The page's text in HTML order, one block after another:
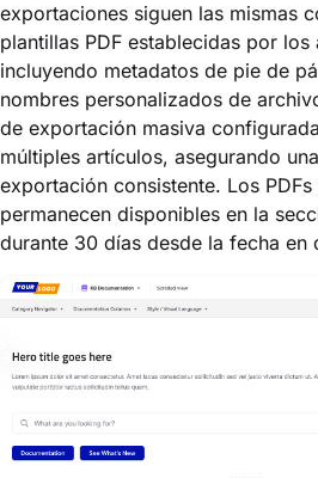
exportaciones siguen las mismas
plantillas PDF establecidas por los
incluyendo metadatos de pie de
nombres personalizados de
de exportación masiva
múltiples artículos, asegurando
exportación consistente. Los
permanecen disponibles en la
durante 30 días desde la fecha en